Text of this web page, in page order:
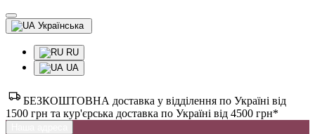
Українська
RU
UA
БЕЗКОШТОВНА доставка у відділення по Україні від
1500 грн та кур'єрська доставка по Україні від 4500 грн*